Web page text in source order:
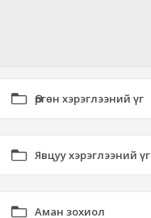
Өргөн хэрэглээний үг
Явцуу хэрэглээний үг
Аман зохиол